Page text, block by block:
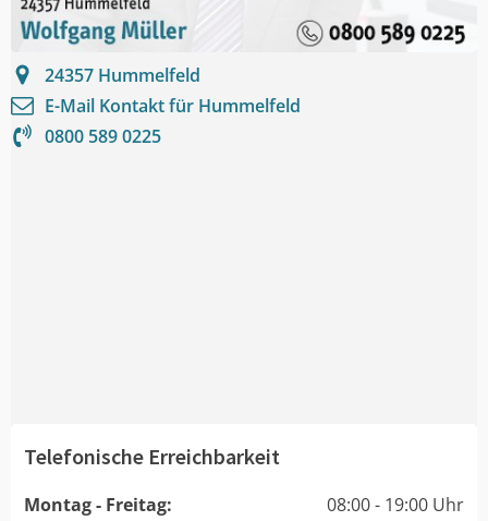
24357 Hummelfeld
E-Mail Kontakt für Hummelfeld
0800 589 0225
Telefonische Erreichbarkeit
Montag - Freitag:
08:00 - 19:00 Uhr